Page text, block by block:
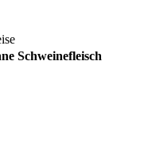
Schweinefleisch